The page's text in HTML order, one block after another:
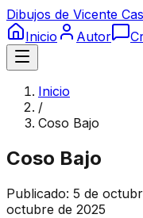
Dibujos de Vicente
Inicio
Autor
Inicio
/
Coso Bajo
Coso Bajo
Publicado: 5 de
octubre de 2025